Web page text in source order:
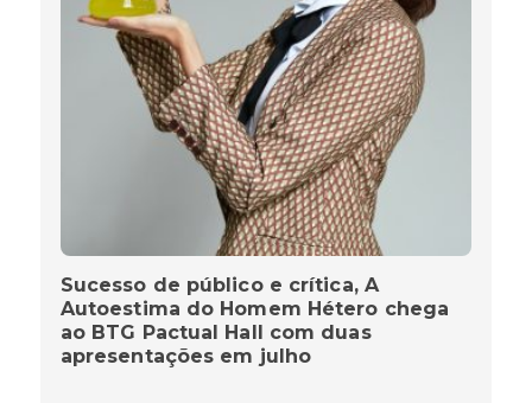
Sucesso de público e crítica, A
Autoestima do Homem Hétero chega
ao BTG Pactual Hall com duas
apresentações em julho